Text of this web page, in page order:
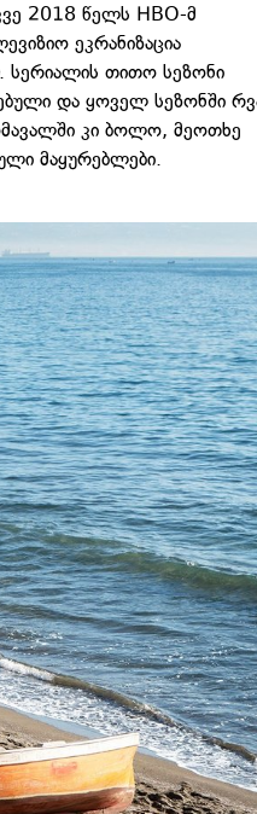
2018 წელს HBO-მ
ეკრანიზაცია
. სერიალის თითო სეზონი
და ყოველ სეზონში
კი ბოლო, მეოთხე
მაყურებლები.